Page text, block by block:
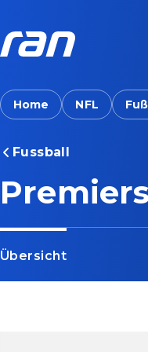
Home NFL
Fussball
Übersicht